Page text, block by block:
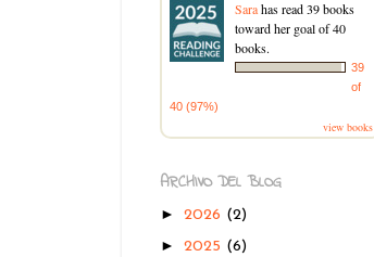
Sarahas read 39 books
toward her goal of 40
books.
39
of
40 (97%)
view books
ARCHIVO DEL BLOG
► 2026 (2)
► 2025 (6)